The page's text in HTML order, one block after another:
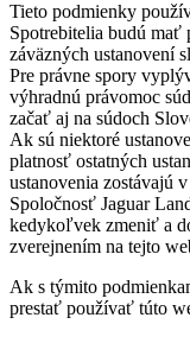
Tieto podmienky
Spotrebitelia budú
záväzných ustanovení
Pre právne spory
výhradnú právomoc
začať aj na súdoch
Ak sú niektoré
platnosť ostatných
ustanovenia zostávajú
Spoločnosť Jaguar
kedykoľvek zmeniť a
zverejnením na tejto
Ak s týmito
prestať používať túto